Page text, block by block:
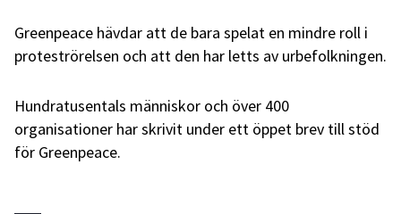
Greenpeace hävdar att de bara spelat en mindre roll i
proteströrelsen och att den har letts av urbefolkningen.
Hundratusentals människor och över 400
organisationer har skrivit under ett öppet brev till stöd
för Greenpeace.